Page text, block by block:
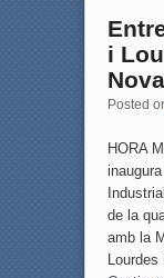
i
Posted
HORA
de la
amb la